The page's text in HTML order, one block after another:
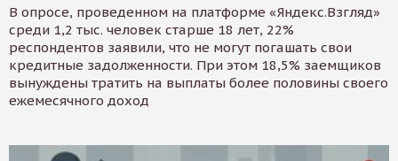
В опросе, проведенном на платформе «Яндекс.Взгляд»
среди 1,2 тыс. человек старше 18 лет, 22%
респондентов заявили, что не могут погашать свои
кредитные задолженности. При этом 18,5% заемщиков
вынуждены тратить на выплаты более половины своего
ежемесячного доход